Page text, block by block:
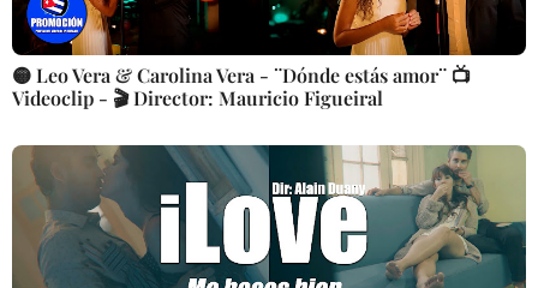
🟡 Leo Vera & Carolina Vera - ¨Dónde estás amor¨ 📺
Videoclip - 🎬 Director: Mauricio Figueiral